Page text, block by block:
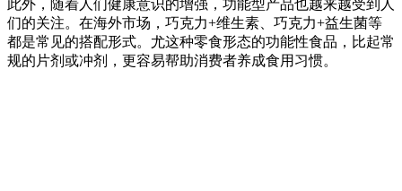
此外，随着人们健康意识的增强，功能型产品也越来越受到人
们的关注。在海外市场，巧克力+维生素、巧克力+益生菌等
都是常见的搭配形式。尤这种零食形态的功能性食品，比起常
规的片剂或冲剂，更容易帮助消费者养成食用习惯。